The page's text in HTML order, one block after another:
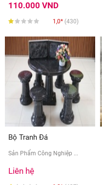
110.000 VND
1,0* (430)
Bộ Tranh Đá
Sản Phẩm Công Nghiệp ...
Liên hệ